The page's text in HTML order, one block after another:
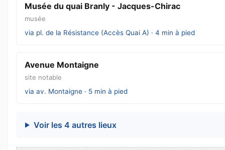
Musée du quai Branly - Jacques-Chirac
musée
via pl. de la Résistance (Accès Quai A) · 4 min à pied
Avenue Montaigne
site notable
via av. Montaigne · 5 min à pied
Voir les 4 autres lieux